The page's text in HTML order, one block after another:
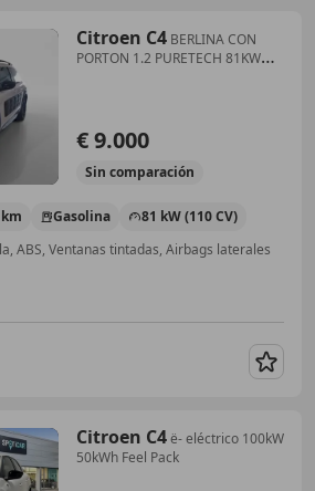
Citroen C4 BERLINA CON
PORTON 1.2 PURETECH 81KW
€ 9.000
Sin comparación
Gasolina
81 kW (110 CV)
ABS, Ventanas tintadas, Airbags laterales
Citroen C4ë- eléctrico 100kW
50kWh Feel Pack